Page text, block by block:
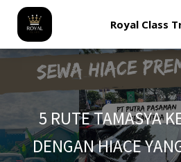
Royal Class
5 RUTE TAMASYA
DENGAN HIACE